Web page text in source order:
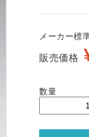
メーカー標
販売価格
数量